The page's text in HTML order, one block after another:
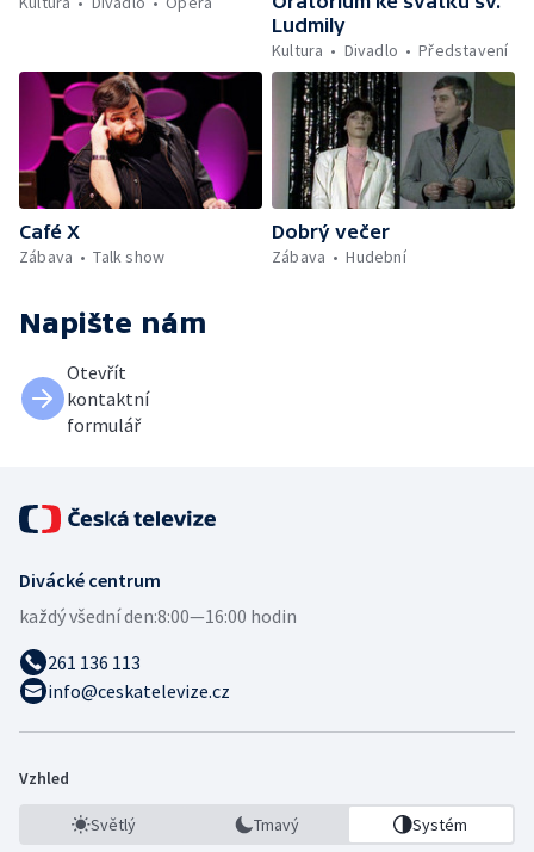
Ludmily
Kultura
Divadlo Představení
Café X
Zábava
Talk show
Dobrý večer
Zábava
Hudební
Napište nám
Otevřít
kontaktní
formulář
Divácké centrum
každý všední den:8:00—16:00 hodin
261 136 113
info@ceskatelevize.cz
Vzhled
Světlý Tmavý Systém